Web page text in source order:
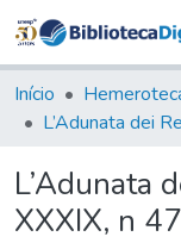
Início
L’Adunata dei
L’Adunata
XXXIX, n 47